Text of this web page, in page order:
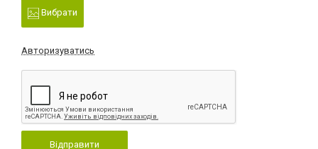
Вибрати
Авторизуватись
Відправити